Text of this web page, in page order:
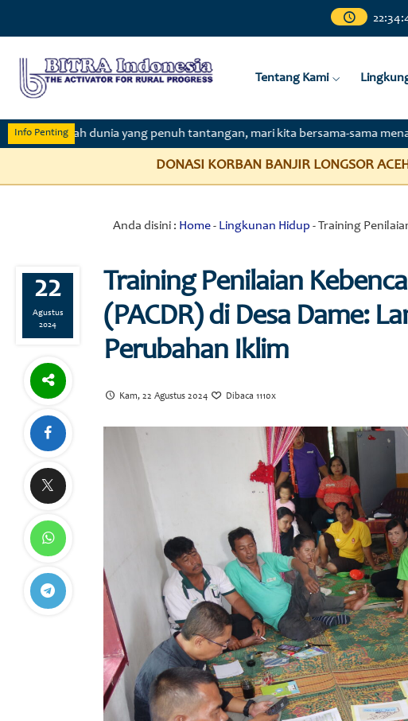
22:34:
Tentang Kami
Info Penting
dunia yang penuh tantangan, mari kita bersama-sama menanam
KORBAN BANJIR LONGSOR ACEH & SUMUT: Rita
Anda disini : Home- Lingkunan Hidup -Training
22
Agustus
2024
Training Penilaian
(PACDR) di Desa Dame:
Perubahan Iklim
Kam, 22 Agustus 2024 Dibaca 1110x